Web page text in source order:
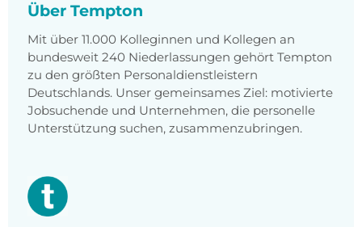
Über Tempton
Mit über 11.000 Kolleginnen und Kollegen an
bundesweit 240 Niederlassungen gehört Tempton
zu den größten Personaldienstleistern
Deutschlands. Unser gemeinsames Ziel: motivierte
Jobsuchende und Unternehmen, die personelle
Unterstützung suchen, zusammenzubringen.